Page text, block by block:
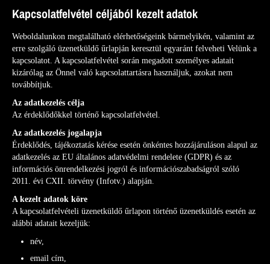
Kapcsolatfelvétel céljából kezelt adatok
Weboldalunkon megtalálható elérhetőségeink bármelyikén, valamint az
erre szolgáló üzenetküldő űrlapján keresztül egyaránt felveheti Velünk a
kapcsolatot. A kapcsolatfelvétel során megadott személyes adatait
kizárólag az Önnel való kapcsolattartásra használjuk, azokat nem
továbbítjuk.
Az adatkezelés célja
Az érdeklődőkkel történő kapcsolatfelvétel.
Az adatkezelés jogalapja
Érdeklődés, tájékoztatás kérése esetén önkéntes hozzájáruláson alapul az
adatkezelés az EU általános adatvédelmi rendelete (GDPR) és az
információs önrendelkezési jogról és információszabadságról szóló
2011. évi CXII. törvény (Infotv.) alapján.
A kezelt adatok köre
A kapcsolatfelvételi üzenetküldő űrlapon történő üzenetküldés esetén az
alábbi adatait kezeljük:
név,
email cím,